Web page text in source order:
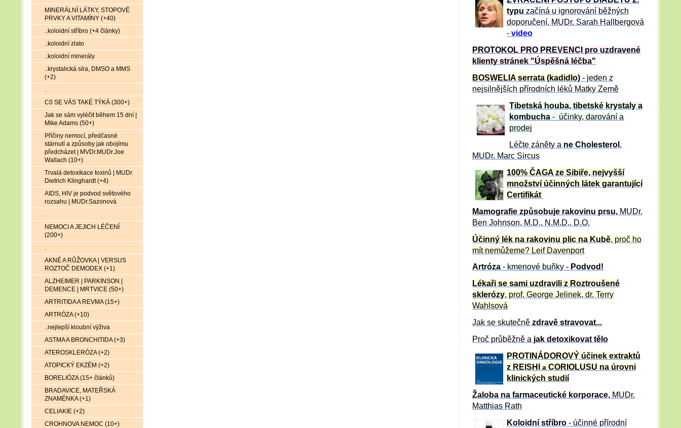
typu začíná u ignorování běžných
doporučení, MUDr. Sarah Hallbergová
- video
PROTOKOL PRO PREVENCI pro uzdravené
klienty stránek "Úspěšná léčba"
BOSWELIA serrata (kadidlo) - jeden z
nejsilnějších přírodních léků Matky Země
Tibetská houba, tibetské krystaly a
kombucha - účinky, darování a
prodej
Léčte záněty a ne Cholesterol ,
MUDr. Marc Sircus
100% ČAGA ze Sibiře, nejvyšší
množství účinných látek garantující
Certifikát
Mamografie způsobuje rakovinu prsu, MUDr.
Ben Johnson, M.D., N.M.D., D.O.
Účinný lék na rakovinu plic na Kubě, proč ho
mít nemůžeme? Leif Davenport
Artróza - kmenové buňky - Podvod!
Lékaři se sami uzdravili z Roztroušené
sklerózy, prof. George Jelinek, dr. Terry
Wahlsová
Jak se skutečně zdravě stravovat...
Proč průběžně a jak detoxikovat tělo
PROTINÁDOROVÝ účinek extraktů
z REISHI a CORIOLUSU na úrovni
klinických studií
Žaloba na farmaceutické korporace, MUDr.
Matthias Rath
Koloidní stříbro- účinné přírodní
MINERÁLNÍ LÁTKY, STOPOVÉ
PRVKY A VITAMÍNY (+40)
..koloidní stříbro (+4 články)
..koloidní zlato
..koloidní minerály
..krystalická síra, DMSO a MMS
(+2)
.
C0 SE VÁS TAKÉ TÝKÁ (300+)
Jak se sám vyléčit během 15 dní |
Mike Adams (50+)
Příčiny nemocí, předčasné
stárnutí a způsoby jak obojímu
předcházet | MVDr.MUDr.Joe
Wallach (10+)
Trvalá detoxikace toxinů | MUDr.
Dietrich Klinghardt (+4)
AIDS, HIV je podvod světového
rozsahu | MUDr.Sazonová
.
NEMOCI A JEJICH LÉČENÍ
(200+)
.
AKNÉ A RŮŽOVKA | VERSUS
ROZTOČ DEMODEX (+1)
ALZHEIMER | PARKINSON |
DEMENCE | MRTVICE (50+)
ARTRITIDA A REVMA (15+)
ARTRÓZA (+10)
..nejlepší kloubní výživa
ASTMA A BRONCHITIDA (+3)
ATEROSKLERÓZA (+2)
ATOPICKÝ EKZÉM (+2)
BORELIÓZA (15+ článků)
BRADAVICE, MATEŘSKÁ
ZNAMÉNKA (+1)
CELIAKIE (+2)
CROHNOVA NEMOC (10+)